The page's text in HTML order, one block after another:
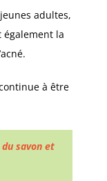
adultes,
également la
à être
savon et